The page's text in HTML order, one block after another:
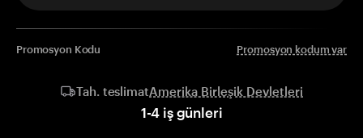
Promosyon Kodu Promosyon kodum var
Tah. teslimatAmerika Birleşik Devletleri
1-4 iş günleri